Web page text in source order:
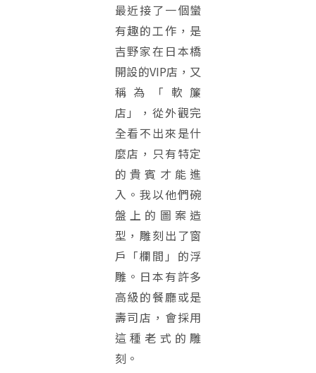
最近接了一個蠻
有趣的工作，是
吉野家在日本橋
開設的VIP店，又
稱為「軟簾
店」，從外觀完
全看不出來是什
麼店，只有特定
的貴賓才能進
入。我以他們碗
盤上的圖案造
型，雕刻出了窗
戶「欄間」的浮
雕。日本有許多
高級的餐廳或是
壽司店，會採用
這種老式的雕
刻。